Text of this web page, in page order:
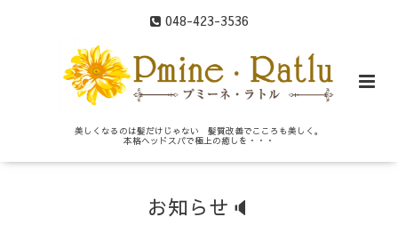
048-423-3536
美しくなるのは髪だけじゃない 髪質改善でこころも美しく。
本格ヘッドスパで極上の癒しを・・・
お知らせ🔈